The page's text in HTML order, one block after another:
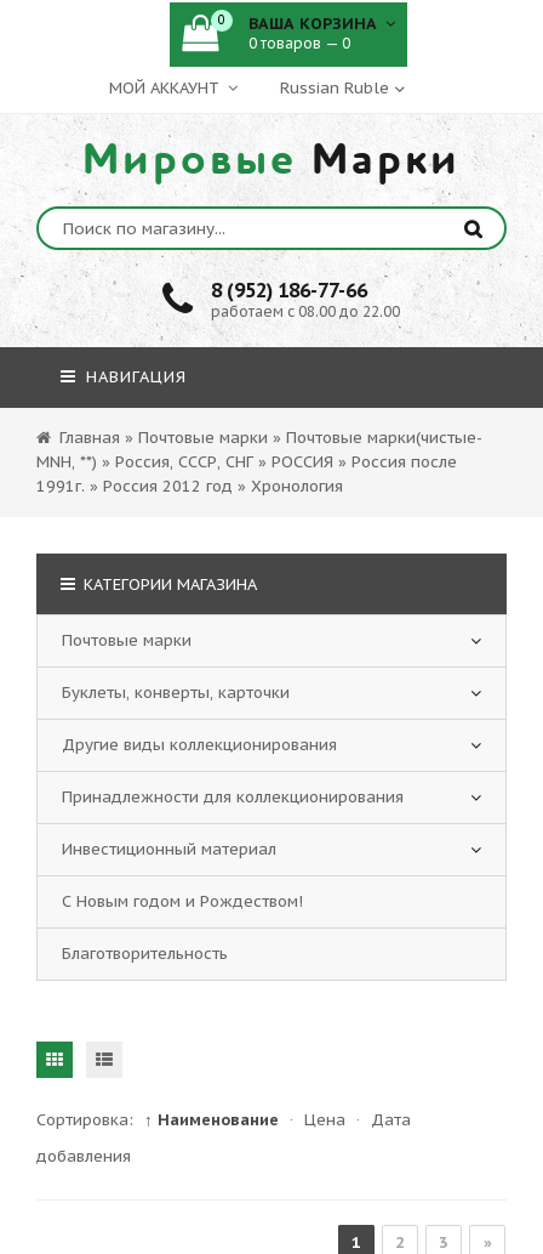
МОЙ АККАУНТ
Мировые Марки
8 (952) 186-77-66
работаем с 08.00 до 22.00
0 ВАША КОРЗИНА
0 товаров — 0
НАВИГАЦИЯ
Главная » Почтовые марки » Почтовые марки(чистые-
MNH, **) » Россия, СССР, СНГ » РОССИЯ » Россия после
1991г. » Россия 2012 год » Хронология
Сортировка: ↑ Наименование · Цена ·
Дата
добавления
1 2 3 »
КАТЕГОРИИ МАГАЗИНА
Почтовые марки
Буклеты, конверты, карточки
Другие виды коллекционирования
Принадлежности для коллекционирования
Инвестиционный материал
С Новым годом и Рождеством!
Благотворительность